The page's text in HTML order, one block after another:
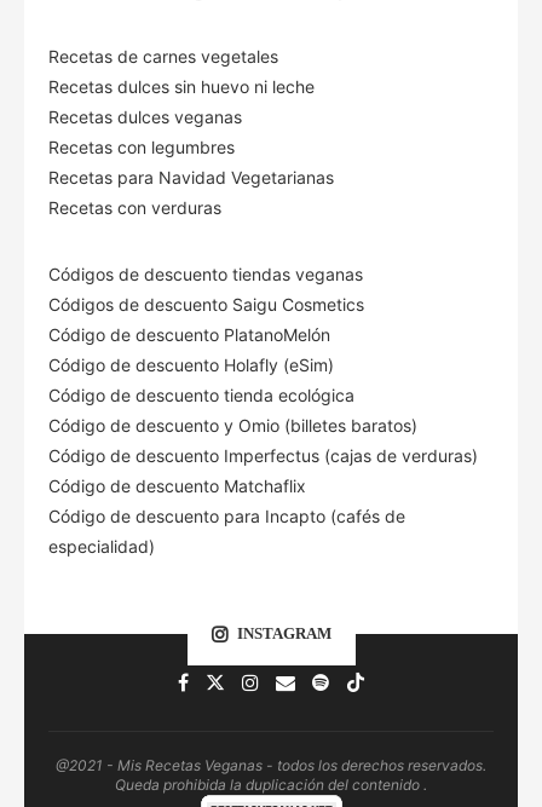
Recetas de carnes vegetales
Recetas dulces sin huevo ni leche
Recetas dulces veganas
Recetas con legumbres
Recetas para Navidad Vegetarianas
Recetas con verduras
Códigos de descuento tiendas veganas
Códigos de descuento Saigu Cosmetics
Código de descuento PlatanoMelón
Código de descuento Holafly (eSim)
Código de descuento tienda ecológica
Código de descuento y Omio (billetes baratos)
Código de descuento Imperfectus (cajas de verduras)
Código de descuento Matchaflix
Código de descuento para Incapto (cafés de
especialidad)
INSTAGRAM
@2021 - Mis Recetas Veganas - todos los derechos reservados.
Queda prohibida la duplicación del contenido .